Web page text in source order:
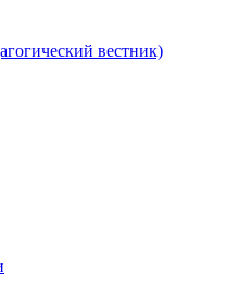
вестник)